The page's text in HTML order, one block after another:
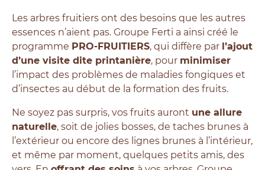
Les arbres fruitiers ont des besoins que les autres
essences n’aient pas. Groupe Ferti a ainsi créé le
programme PRO-FRUITIERS, qui diffère par l’ajout
d’une visite dite printanière, pour minimiser
l’impact des problèmes de maladies fongiques et
d’insectes au début de la formation des fruits.
Ne soyez pas surpris, vos fruits auront une allure
naturelle, soit de jolies bosses, de taches brunes à
l’extérieur ou encore des lignes brunes à l’intérieur,
et même par moment, quelques petits amis, des